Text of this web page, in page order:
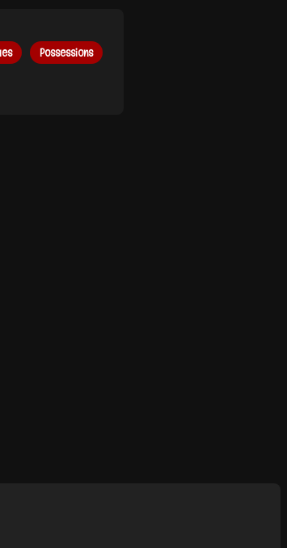
Possessions